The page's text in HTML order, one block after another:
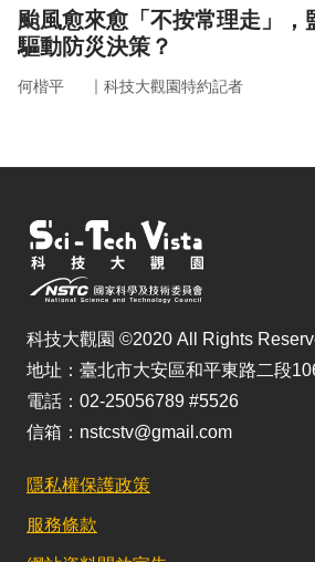
颱風愈來愈「不按常理走」，
驅動防災決策？
何楷平 ｜ 科技大觀園特約記者
科技大觀園 ©2020 All Rights
地址：臺北市大安區和平東路二段
電話：02-25056789 #5526
信箱：nstcstv@gmail.com
隱私權保護政策
服務條款